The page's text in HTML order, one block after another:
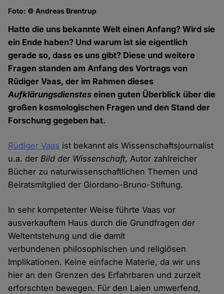
Foto: © Andreas Brentrup
Hatte die uns bekannte Welt einen Anfang? Wird sie
ein Ende haben? Und warum ist sie eigentlich
gerade so, dass es uns gibt? Diese und weitere
Fragen standen am Anfang des Vortrags von
Rüdiger Vaas, der im Rahmen dieses
Aufklärungsdienstes einen guten Überblick über die
großen kosmologischen Fragen und den Stand der
Forschung gegeben hat.
Rüdiger Vaas ist bekannt als Wissenschaftsjournalist
u.a. derBild der Wissenschaft, Autor zahlreicher
Bücher zu naturwissenschaftlichen Themen und
Beiratsmitglied der Giordano-Bruno-Stiftung.
In sehr kompetenter Weise führte Vaas vor
ausverkauftem Haus durch die Grundfragen der
Weltentstehung und die damit
verbundenen philosophischen und religiösen
Implikationen. Keine einfache Materie, da wir uns
hier an den Grenzen des Erfahrbaren und zurzeit
erforschten bewegen. Für den Laien umwerfend,